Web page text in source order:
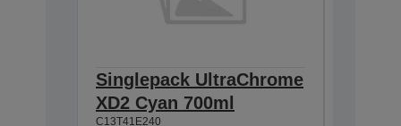
Singlepack UltraChrome
XD2 Cyan 700ml
C13T41E240